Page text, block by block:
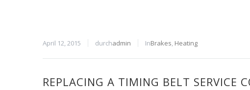
April 12, 2015 durchadmin InBrakes, Heating
REPLACING A TIMING BELT SERVICE